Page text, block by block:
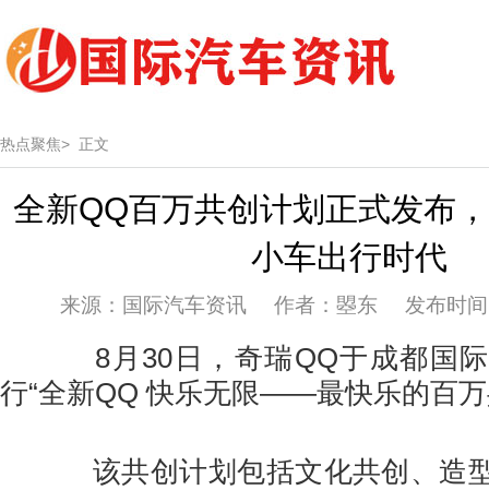
热点聚焦> 正文
全新QQ百万共创计划正式发布
小车出行时代
来源：国际汽车资讯 作者：曌东 发布时间
8月30日，奇瑞QQ于成都国际
行“全新QQ 快乐无限——最快乐的百万
该共创计划包括文化共创、造